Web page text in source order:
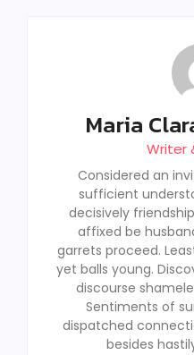
Maria
Writer
Considered an
sufficient
decisively
affixed be
garrets proceed.
yet balls young.
discourse
Sentiments of
dispatched
besides